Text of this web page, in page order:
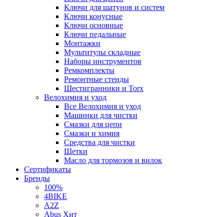
Ключи для шатунов и систем
Ключи конусные
Ключи основные
Ключи педальные
Монтажки
Мультитулы складные
Наборы инструментов
Ремкомплекты
Ремонтные стенды
Шестигранники и Torx
Велохимия и уход
Все Велохимия и уход
Машинки для чистки
Смазки для цепи
Смазки и химия
Средства для чистки
Щетки
Масло для тормозов и вилок
Сертификаты
Бренды
100%
4BIKE
A2Z
Abus Хит